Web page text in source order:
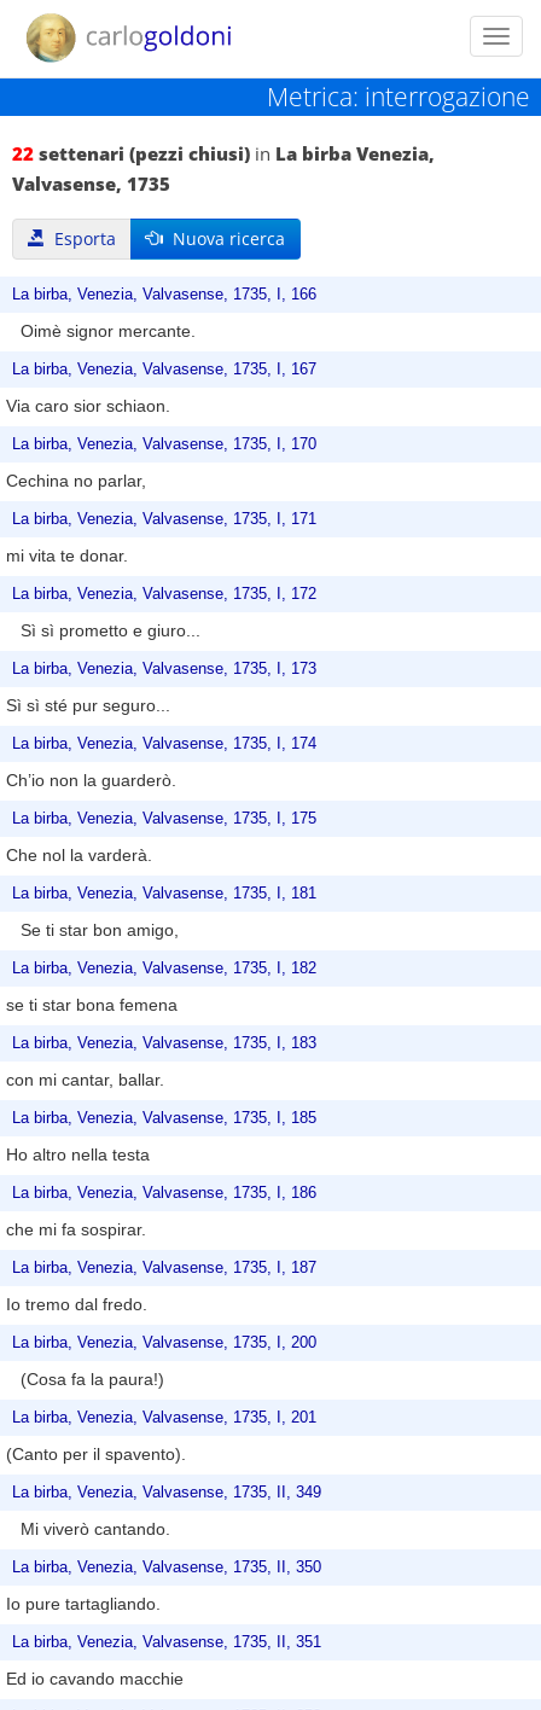
Metrica: interrogazione
22 settenari (pezzi chiusi) in La birba Venezia,
Valvasense, 1735
Esporta Nuova ricerca
La birba, Venezia, Valvasense, 1735, I, 166
Oimè signor mercante.
La birba, Venezia, Valvasense, 1735, I, 167
Via caro sior schiaon.
La birba, Venezia, Valvasense, 1735, I, 170
Cechina no parlar,
La birba, Venezia, Valvasense, 1735, I, 171
mi vita te donar.
La birba, Venezia, Valvasense, 1735, I, 172
Sì sì prometto e giuro...
La birba, Venezia, Valvasense, 1735, I, 173
Sì sì sté pur seguro...
La birba, Venezia, Valvasense, 1735, I, 174
Ch’io non la guarderò.
La birba, Venezia, Valvasense, 1735, I, 175
Che nol la varderà.
La birba, Venezia, Valvasense, 1735, I, 181
Se ti star bon amigo,
La birba, Venezia, Valvasense, 1735, I, 182
se ti star bona femena
La birba, Venezia, Valvasense, 1735, I, 183
con mi cantar, ballar.
La birba, Venezia, Valvasense, 1735, I, 185
Ho altro nella testa
La birba, Venezia, Valvasense, 1735, I, 186
che mi fa sospirar.
La birba, Venezia, Valvasense, 1735, I, 187
Io tremo dal fredo.
La birba, Venezia, Valvasense, 1735, I, 200
(Cosa fa la paura!)
La birba, Venezia, Valvasense, 1735, I, 201
(Canto per il spavento).
La birba, Venezia, Valvasense, 1735, II, 349
Mi viverò cantando.
La birba, Venezia, Valvasense, 1735, II, 350
Io pure tartagliando.
La birba, Venezia, Valvasense, 1735, II, 351
Ed io cavando macchie